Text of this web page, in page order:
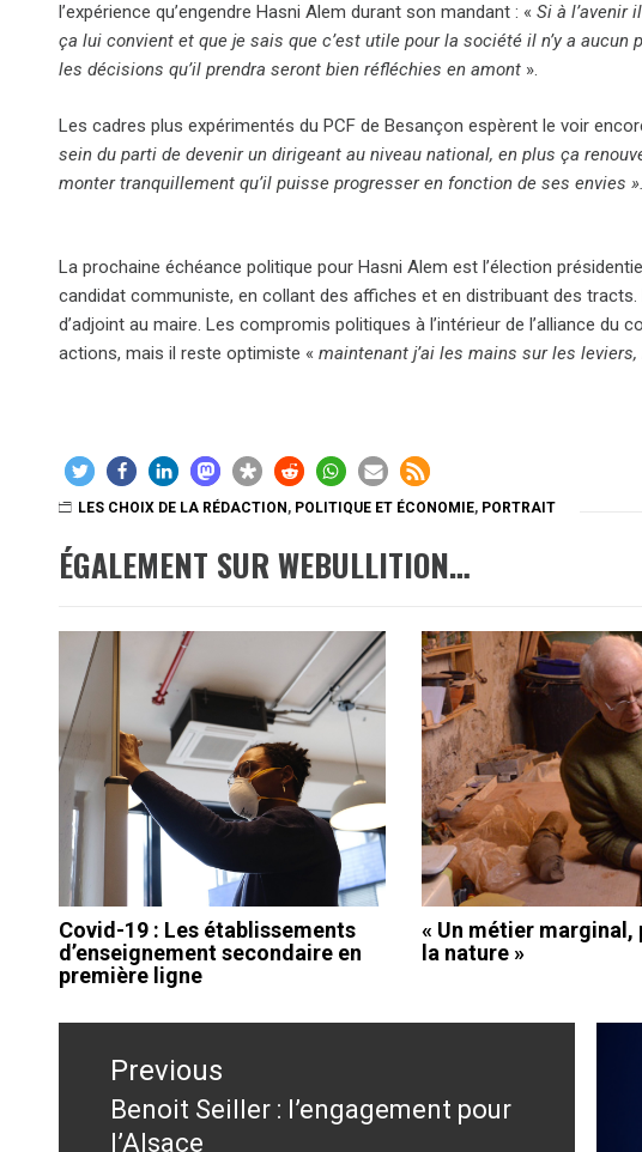
l’expérience qu’engendre Hasni Alem durant son mandant : « Si à l’avenir
ça lui convient et que je sais que c’est utile pour la société il n’y a
les décisions qu’il prendra seront bien réfléchies en amont ».
Les cadres plus expérimentés du PCF de Besançon espèrent le voir
sein du parti de devenir un dirigeant au niveau national, en plus ça
monter tranquillement qu’il puisse progresser en fonction de ses envies ».
La prochaine échéance politique pour Hasni Alem est l’élection
candidat communiste, en collant des affiches et en distribuant des tracts.
d’adjoint au maire. Les compromis politiques à l’intérieur de l’alliance
actions, mais il reste optimiste « maintenant j’ai les mains sur les
LES CHOIX DE LA RÉDACTION, POLITIQUE ET ÉCONOMIE, PORTRAIT
ÉGALEMENT SUR WEBULLITION…
Covid-19 : Les établissements
d’enseignement secondaire en
première ligne
« Un métier marginal,
la nature »
Navigation
l’article
Previous
Previous
Benoit Seiller : l’engagement pour
l’Alsace